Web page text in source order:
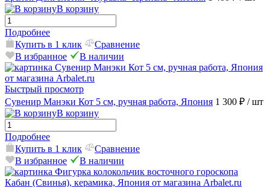
В корзину
Подробнее
Купить в 1 клик
Сравнение
В избранное
В наличии
Быстрый просмотр
Сувенир Манэки Кот 5 см, ручная работа, Япония 1 300 ₽ / шт
В корзину
Подробнее
Купить в 1 клик
Сравнение
В избранное
В наличии